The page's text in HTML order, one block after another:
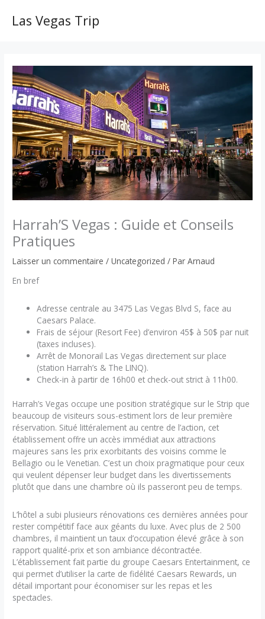
contenu
Las Vegas Trip
Harrah’S Vegas : Guide et Conseils
Pratiques
Laisser un commentaire /Uncategorized / ParArnaud
En bref
Adresse centrale au 3475 Las Vegas Blvd S, face au
Caesars Palace.
Frais de séjour (Resort Fee) d’environ 45$ à 50$ par nuit
(taxes incluses).
Arrêt de Monorail Las Vegas directement sur place
(station Harrah’s & The LINQ).
Check-in à partir de 16h00 et check-out strict à 11h00.
Harrah’s Vegas occupe une position stratégique sur le Strip que
beaucoup de visiteurs sous-estiment lors de leur première
réservation. Situé littéralement au centre de l’action, cet
établissement offre un accès immédiat aux attractions
majeures sans les prix exorbitants des voisins comme le
Bellagio ou le Venetian. C’est un choix pragmatique pour ceux
qui veulent dépenser leur budget dans les divertissements
plutôt que dans une chambre où ils passeront peu de temps.
L’hôtel a subi plusieurs rénovations ces dernières années pour
rester compétitif face aux géants du luxe. Avec plus de 2 500
chambres, il maintient un taux d’occupation élevé grâce à son
rapport qualité-prix et son ambiance décontractée.
L’établissement fait partie du groupe Caesars Entertainment, ce
qui permet d’utiliser la carte de fidélité Caesars Rewards, un
détail important pour économiser sur les repas et les
spectacles.